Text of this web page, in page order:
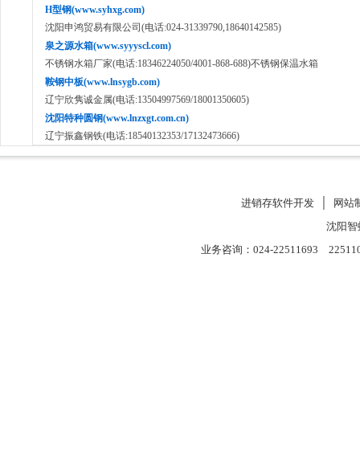
H型钢(www.syhxg.com)
沈阳申鸿贸易有限公司(电话:024-31339790,18640142585)
泉之源水箱(www.syyyscl.com)
不锈钢水箱厂家(电话:18346224050/4001-868-688)不锈钢保温水箱
鞍钢中板(www.lnsygb.com)
辽宁欣隽诚金属(电话:13504997569/18001350605)
沈阳特种圆钢(www.lnzxgt.com.cn)
辽宁振鑫钢铁(电话:18540132353/17132473666)
进销存软件开发│
网站
沈阳
业务咨询：024-22511693